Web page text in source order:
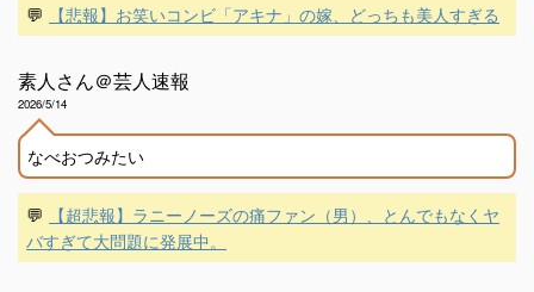
💬 【悲報】お笑いコンビ「アキナ」の嫁、どっちも美人すぎる
素人さん＠芸人速報
2026/5/14
なべおつみたい
💬
【超悲報】ラニーノーズの痛ファン（男）、とんでもなくヤ
バすぎて大問題に発展中。